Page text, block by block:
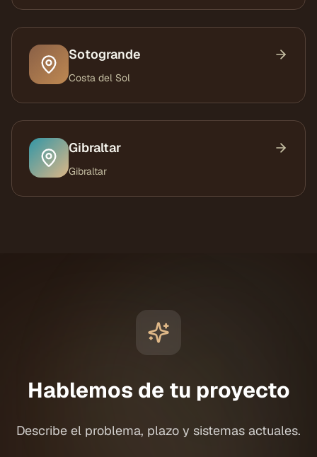
Sotogrande
Costa del Sol
Gibraltar
Gibraltar
Hablemos de tu proyecto
Describe el problema, plazo y sistemas actuales.